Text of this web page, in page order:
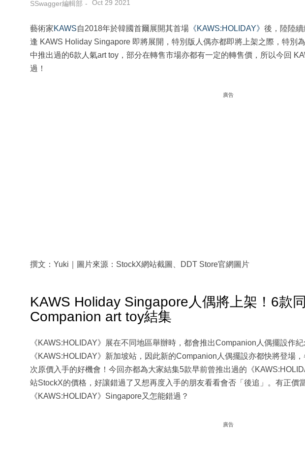
SSwagger編輯部 Oct 29 2021
藝術家KAWS自2018年於韓國首爾展開其首場 《KAWS:HOLIDAY》 後，陸陸
逢 KAWS Holiday Singapore 即將展開，特別版人偶亦都即將上架之際，特別
中推出過的6款人氣art toy，部分在轉售市場亦都有一定的轉售價，所以今回
過！
廣告
撰文：Yuki｜圖片來源：StockX網站截圖、DDT Store官網圖片
KAWS Holiday Singapore人偶將上架！6款
Companion art toy結集
《KAWS:HOLIDAY》展在不同地區舉辦時，都會推出Companion人偶擺設作
《KAWS:HOLIDAY》新加坡站，因此新的Companion人偶擺設亦都快將登場
次原價入手的好機會！今回亦都為大家結集5款早前曾推出過的《
站StockX的價格，好讓錯過了又想再度入手的朋友看看會否「後追」。有正價
《KAWS:HOLIDAY》Singapore又怎能錯過？
廣告